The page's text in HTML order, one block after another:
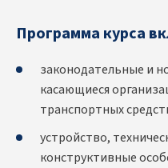
Программа курса
законодательные и
касающиеся
транспортных
устройство,
конструктивные